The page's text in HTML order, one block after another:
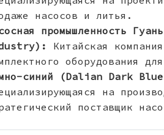
насосов и литья.
промышленность
Китайская
оборудования
синий (Dalian Dark
на
поставщик